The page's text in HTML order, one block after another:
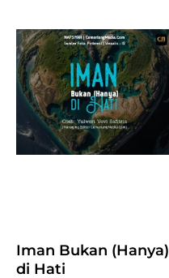
Iman Bukan (Hanya)
di Hati